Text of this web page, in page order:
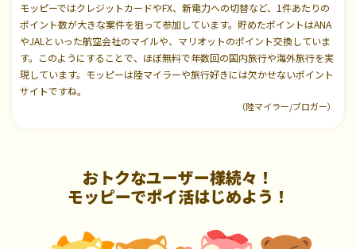
モッピーではクレジットカードやFX、新電力への切替など、1件あたりの
ポイント数が大きな案件を狙って参加しています。貯めたポイントはANA
やJALといった航空会社のマイルや、マリオットのポイント交換していま
す。このようにすることで、ほぼ無料で年数回の国内旅行や海外旅行を実
現しています。モッピーは陸マイラーや旅行好きには欠かせないポイント
サイトですね。
（陸マイラー/ブロガー）
おトクなユーザー様続々！
モッピーでポイ活はじめよう！